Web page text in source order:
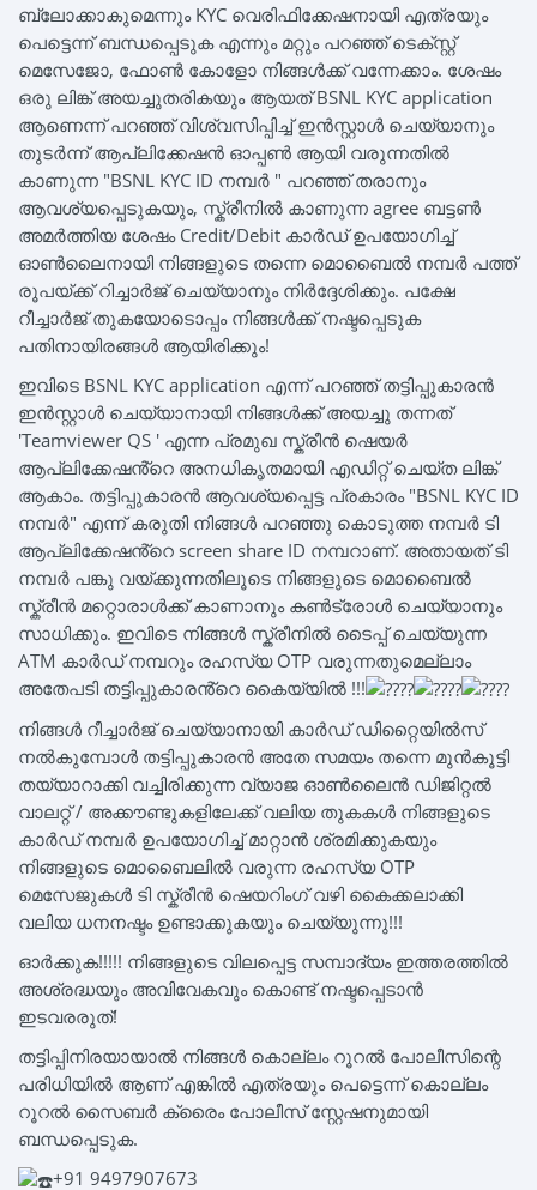
ബ്ലോക്കാകുമെന്നും KYC വെരിഫിക്കേഷനായി എത്രയും
പെട്ടെന്ന് ബന്ധപ്പെടുക എന്നും മറ്റും പറഞ്ഞ് ടെക്സ്റ്റ്
മെസേജോ, ഫോൺ കോളോ നിങ്ങൾക്ക് വന്നേക്കാം. ശേഷം
ഒരു ലിങ്ക് അയച്ചുതരികയും ആയത് BSNL KYC application
ആണെന്ന് പറഞ്ഞ് വിശ്വസിപ്പിച്ച് ഇൻസ്റ്റാൾ ചെയ്യാനും
തുടർന്ന് ആപ്ലിക്കേഷൻ ഓപ്പൺ ആയി വരുന്നതിൽ
കാണുന്ന "BSNL KYC ID നമ്പർ " പറഞ്ഞ് തരാനും
ആവശ്യപ്പെടുകയും, സ്ക്രീനിൽ കാണുന്ന agree ബട്ടൺ
അമർത്തിയ ശേഷം Credit/Debit കാർഡ് ഉപയോഗിച്ച്
ഓൺലൈനായി നിങ്ങളുടെ തന്നെ മൊബൈൽ നമ്പർ പത്ത്
രൂപയ്ക്ക് റിച്ചാർജ് ചെയ്യാനും നിർദ്ദേശിക്കും. പക്ഷേ
റീച്ചാർജ് തുകയോടൊപ്പം നിങ്ങൾക്ക് നഷ്ടപ്പെടുക
പതിനായിരങ്ങൾ ആയിരിക്കും!
ഇവിടെ BSNL KYC application എന്ന് പറഞ്ഞ് തട്ടിപ്പുകാരൻ
ഇൻസ്റ്റാൾ ചെയ്യാനായി നിങ്ങൾക്ക് അയച്ചു തന്നത്
'Teamviewer QS ' എന്ന പ്രമുഖ സ്ക്രീൻ ഷെയർ
ആപ്ലിക്കേഷൻ്റെ അനധികൃതമായി എഡിറ്റ് ചെയ്ത ലിങ്ക്
ആകാം. തട്ടിപ്പുകാരൻ ആവശ്യപ്പെട്ട പ്രകാരം "BSNL KYC ID
നമ്പർ" എന്ന് കരുതി നിങ്ങൾ പറഞ്ഞു കൊടുത്ത നമ്പർ ടി
ആപ്ലിക്കേഷൻ്റെ screen share ID നമ്പറാണ്. അതായത് ടി
നമ്പർ പങ്കു വയ്ക്കുന്നതിലൂടെ നിങ്ങളുടെ മൊബൈൽ
സ്ക്രീൻ മറ്റൊരാൾക്ക് കാണാനും കൺട്രോൾ ചെയ്യാനും
സാധിക്കും. ഇവിടെ നിങ്ങൾ സ്ക്രീനിൽ ടൈപ്പ് ചെയ്യുന്ന
ATM കാർഡ് നമ്പറും രഹസ്യ OTP വരുന്നതുമെല്ലാം
അതേപടി തട്ടിപ്പുകാരൻ്റെ കൈയ്യിൽ !!!
നിങ്ങൾ റീച്ചാർജ് ചെയ്യാനായി കാർഡ് ഡിറ്റൈയിൽസ്
നൽകുമ്പോൾ തട്ടിപ്പുകാരൻ അതേ സമയം തന്നെ മുൻകൂട്ടി
തയ്യാറാക്കി വച്ചിരിക്കുന്ന വ്യാജ ഓൺലൈൻ ഡിജിറ്റൽ
വാലറ്റ് / അക്കൗണ്ടുകളിലേക്ക് വലിയ തുകകൾ നിങ്ങളുടെ
കാർഡ് നമ്പർ ഉപയോഗിച്ച് മാറ്റാൻ ശ്രമിക്കുകയും
നിങ്ങളുടെ മൊബൈലിൽ വരുന്ന രഹസ്യ OTP
മെസേജുകൾ ടി സ്ക്രീൻ ഷെയറിംഗ് വഴി കൈക്കലാക്കി
വലിയ ധനനഷ്ടം ഉണ്ടാക്കുകയും ചെയ്യുന്നു!!!
ഓർക്കുക!!!!! നിങ്ങളുടെ വിലപ്പെട്ട സമ്പാദ്യം ഇത്തരത്തിൽ
അശ്രദ്ധയും അവിവേകവും കൊണ്ട് നഷ്ടപ്പെടാൻ
ഇടവരരുത്!
തട്ടിപ്പിനിരയായാൽ നിങ്ങൾ കൊല്ലം റൂറൽ പോലീസിന്റെ
പരിധിയിൽ ആണ് എങ്കിൽ എത്രയും പെട്ടെന്ന് കൊല്ലം
റൂറൽ സൈബർ ക്രൈം പോലീസ് സ്റ്റേഷനുമായി
ബന്ധപ്പെടുക.
+91 9497907673